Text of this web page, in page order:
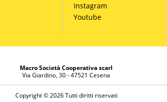
Instagram
Youtube
Macro Società Cooperativa scarl
Via Giardino, 30 - 47521 Cesena
Copyright © 2026 Tutti diritti riservati